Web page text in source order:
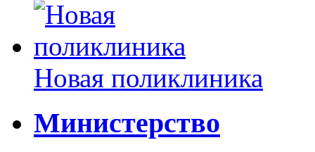
Новая поликлиника
Министерство